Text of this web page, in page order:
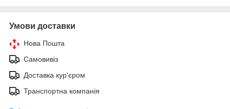
Умови доставки
Нова Пошта
Самовивіз
Доставка кур'єром
Транспортна компанія